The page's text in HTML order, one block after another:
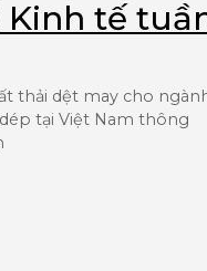
tế
thải dệt may cho
tại Việt Nam thông